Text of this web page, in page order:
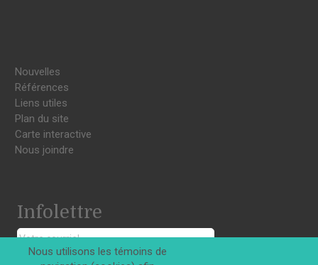
Nouvelles
Références
Liens utiles
Plan du site
Carte interactive
Nous joindre
Infolettre
Nous utilisons les témoins de